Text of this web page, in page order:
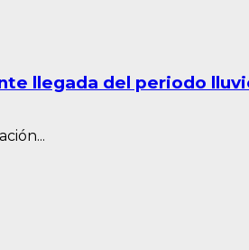
llegada del periodo